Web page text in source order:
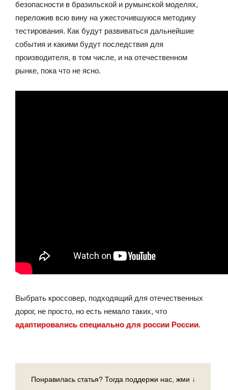
безопасности в бразильской и румынской моделях,
переложив всю вину на ужесточившуюся методику
тестирования. Как будут развиваться дальнейшие
события и какими будут последствия для
производителя, в том числе, и на отечественном
рынке, пока что не ясно.
Выбрать кроссовер, подходящий для отечественных
дорог, не просто, но есть немало таких, что
адаптировались специально для россии России.
Понравилась статья? Тогда поддержи нас, жми ↓